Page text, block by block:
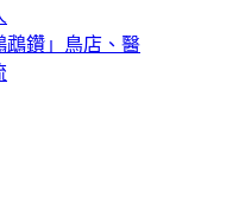
鵡鑽」鳥店、醫